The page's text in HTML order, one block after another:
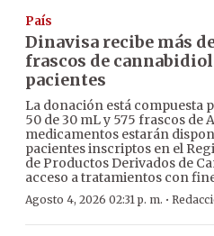
País
Dinavisa recibe más
frascos de
pacientes
La donación está compuesta
50 de 30 mL y 575 frascos de
medicamentos estarán
pacientes inscriptos en el
de Productos Derivados de
acceso a tratamientos con
Agosto 4, 2026 02:31 p. m. ·